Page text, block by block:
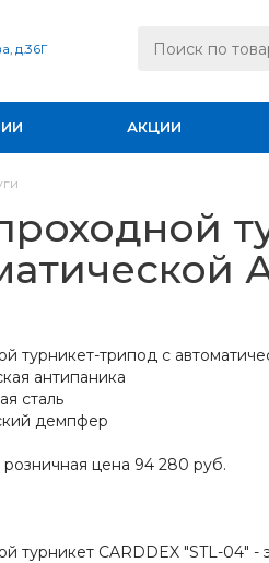
д.36Г
АКЦИИ
турникет-трипод с
антипаника
сталь
демпфер
цена 94 280 руб.
турникет CARDDEX "STL-04"